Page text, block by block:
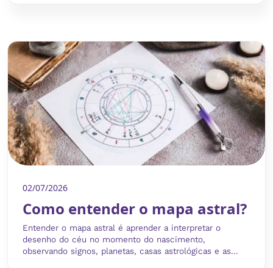
02/07/2026
Como entender o mapa astral?
Entender o mapa astral é aprender a interpretar o
desenho do céu no momento do nascimento,
observando signos, planetas, casas astrológicas e as...